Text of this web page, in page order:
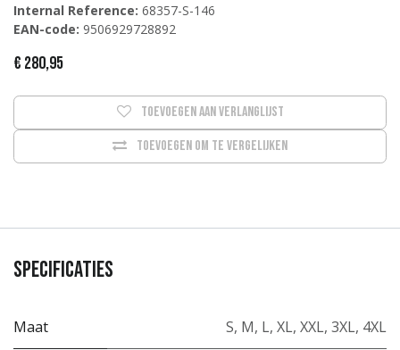
Internal Reference: 68357-S-146
EAN-code: 9506929728892
€ 280,95
Toevoegen om te vergelijken
Toevoegen aan verlanglijst
Specificaties
Maat S, M, L, XL, XXL, 3XL, 4XL